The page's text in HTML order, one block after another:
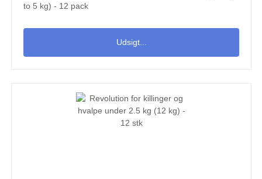
to 5 kg) - 12 pack
Udsigt...